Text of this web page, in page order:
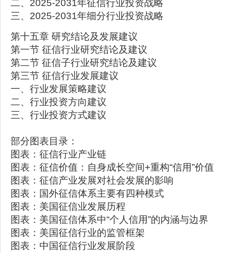
二、2025-2031年征信行业投资战略
三、2025-2031年细分行业投资战略
第十五章 研究结论及发展建议
第一节 征信行业研究结论及建议
第二节 征信子行业研究结论及建议
第三节 征信行业发展建议
一、行业发展策略建议
二、行业投资方向建议
三、行业投资方式建议
部分图表目录：
图表：征信行业产业链
图表：征信价值：自身成长空间+重构“信用”价值
图表：征信产业发展对社会发展的影响
图表：国外征信体系主要有四种模式
图表：美国征信业发展历程
图表：美国征信体系中“个人信用”的内涵与边界
图表：美国征信行业的监管框架
图表：中国征信行业发展阶段